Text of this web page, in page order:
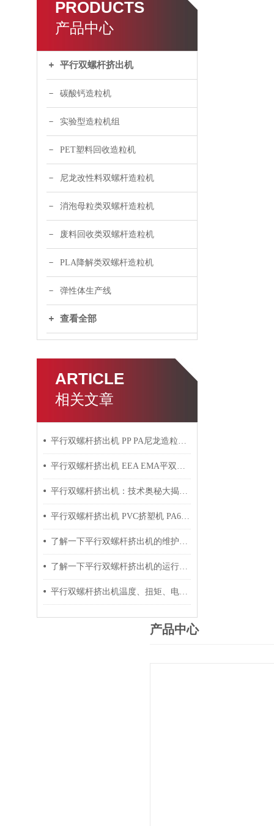
PRODUCTS
产品中心
平行双螺杆挤出机
碳酸钙造粒机
实验型造粒机组
PET塑料回收造粒机
尼龙改性料双螺杆造粒机
消泡母粒类双螺杆造粒机
废料回收类双螺杆造粒机
PLA降解类双螺杆造粒机
弹性体生产线
查看全部
ARTICLE
相关文章
平行双螺杆挤出机 PP PA尼龙造粒机技术参数
平行双螺杆挤出机 EEA EMA平双挤出机 双螺杆挤出机技术参数
平行双螺杆挤出机：技术奥秘大揭秘！
平行双螺杆挤出机 PVC挤塑机 PA6+玻纤挤出造粒机技术参数
了解一下平行双螺杆挤出机的维护保养方法吧
了解一下平行双螺杆挤出机的运行过程吧
平行双螺杆挤出机温度、扭矩、电流控制要点
产品中心